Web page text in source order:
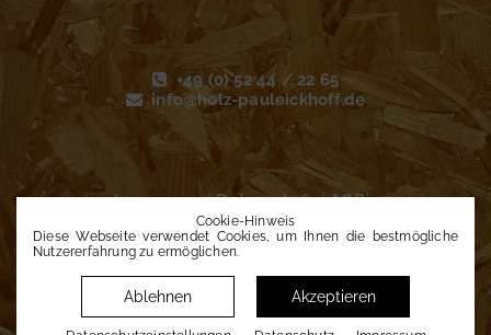
+49 (0) 52 44 / 22 65
info@holz-pauleickhoff.de
Impressum|Datenschutz|AGB´s
Datenschutz­einstellungen
Cookie-Hinweis
Diese Webseite verwendet Cookies, um Ihnen die bestmögliche
Nutzererfahrung zu ermöglichen.
Ablehnen Akzeptieren